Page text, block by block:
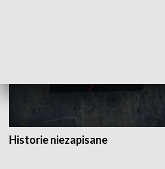
Historie niezapisane